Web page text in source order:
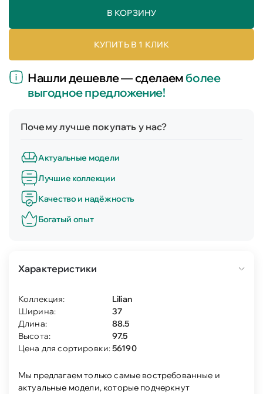
В КОРЗИНУ
КУПИТЬ В 1 КЛИК
Нашли дешевле — сделаемболее
выгодное предложение!
Почему лучше покупать у нас?
Актуальные модели
Лучшие коллекции
Качество и надёжность
Богатый опыт
Характеристики
Коллекция:
Lilian
Ширина:
37
Длина:
88.5
Высота:
97.5
Цена для сортировки:56190
Мы предлагаем только самые востребованные и
актуальные модели, которые подчеркнут